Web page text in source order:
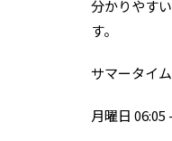
分かりやす
す。
サマータイム
月曜日 06:05